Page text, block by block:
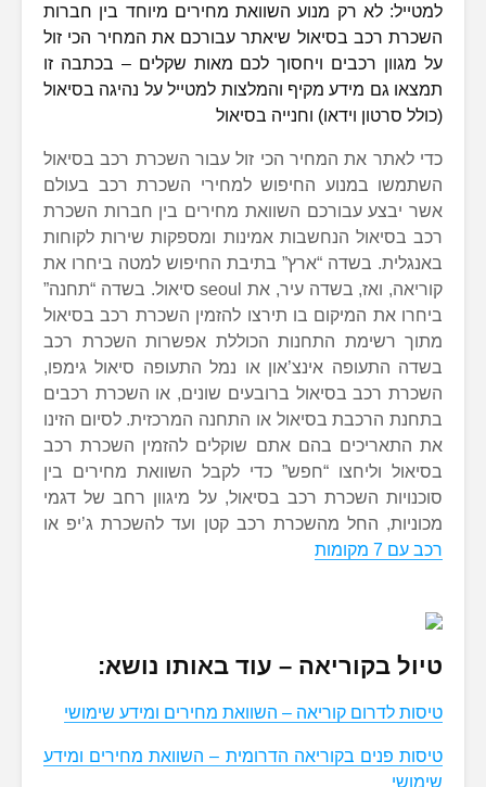
למטייל: לא רק מנוע השוואת מחירים מיוחד בין חברות
השכרת רכב בסיאול שיאתר עבורכם את המחיר הכי זול
על מגוון רכבים ויחסוך לכם מאות שקלים – בכתבה זו
תמצאו גם מידע מקיף והמלצות למטייל על נהיגה בסיאול
(כולל סרטון וידאו) וחנייה בסיאול
כדי לאתר את המחיר הכי זול עבור השכרת רכב בסיאול
השתמשו במנוע החיפוש למחירי השכרת רכב בעולם
אשר יבצע עבורכם השוואת מחירים בין חברות השכרת
רכב בסיאול הנחשבות אמינות ומספקות שירות לקוחות
באנגלית. בשדה “ארץ” בתיבת החיפוש למטה ביחרו את
קוריאה, ואז, בשדה עיר, את seoul סיאול. בשדה “תחנה”
ביחרו את המיקום בו תירצו להזמין השכרת רכב בסיאול
מתוך רשימת התחנות הכוללת אפשרות השכרת רכב
בשדה התעופה אינצ’און או נמל התעופה סיאול גימפו,
השכרת רכב בסיאול ברובעים שונים, או השכרת רכבים
בתחנת הרכבת בסיאול או התחנה המרכזית. לסיום הזינו
את התאריכים בהם אתם שוקלים להזמין השכרת רכב
בסיאול וליחצו “חפש” כדי לקבל השוואת מחירים בין
סוכנויות השכרת רכב בסיאול, על מיגוון רחב של דגמי
מכוניות, החל מהשכרת רכב קטן ועד להשכרת ג’יפ או
רכב עם 7 מקומות
טיול בקוריאה – עוד באותו נושא:
טיסות לדרום קוריאה – השוואת מחירים ומידע שימושי
טיסות פנים בקוריאה הדרומית – השוואת מחירים ומידע
שימושי